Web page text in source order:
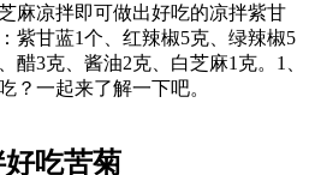
麻凉拌即可做出好吃的凉拌紫甘
紫甘蓝1个、红辣椒5克、绿辣椒5
醋3克、酱油2克、白芝麻1克。1、
？一起来了解一下吧。
吃苦菊